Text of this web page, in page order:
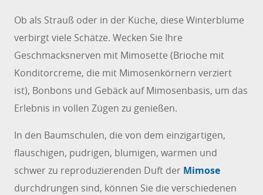
Ob als Strauß oder in der Küche, diese Winterblume
verbirgt viele Schätze. Wecken Sie Ihre
Geschmacksnerven mit Mimosette (Brioche mit
Konditorcreme, die mit Mimosenkörnern verziert
ist), Bonbons und Gebäck auf Mimosenbasis, um das
Erlebnis in vollen Zügen zu genießen.
In den Baumschulen, die von dem einzigartigen,
flauschigen, pudrigen, blumigen, warmen und
schwer zu reproduzierenden Duft der Mimose
durchdrungen sind, können Sie die verschiedenen